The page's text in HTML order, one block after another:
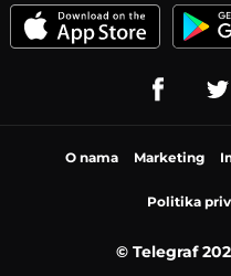
O nama Marketing
Politika
© Telegraf